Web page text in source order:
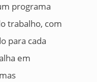
programa
trabalho, com
para cada
em